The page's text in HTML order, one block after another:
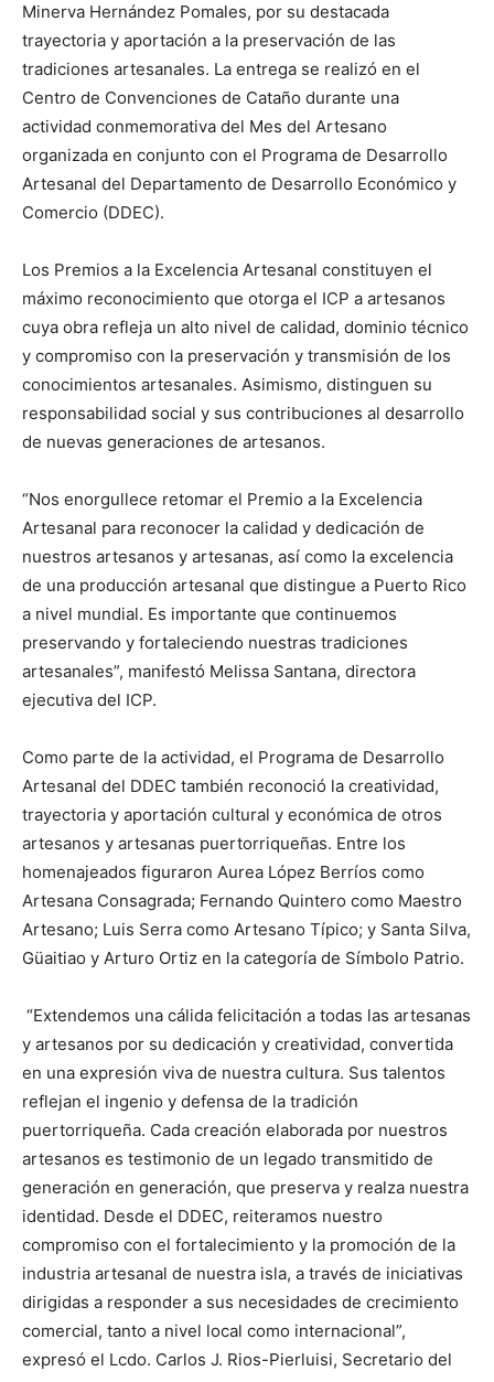
Minerva Hernández Pomales, por su destacada
trayectoria y aportación a la preservación de las
tradiciones artesanales. La entrega se realizó en el
Centro de Convenciones de Cataño durante una
actividad conmemorativa del Mes del Artesano
organizada en conjunto con el Programa de Desarrollo
Artesanal del Departamento de Desarrollo Económico y
Comercio (DDEC).
Los Premios a la Excelencia Artesanal constituyen el
máximo reconocimiento que otorga el ICP a artesanos
cuya obra refleja un alto nivel de calidad, dominio técnico
y compromiso con la preservación y transmisión de los
conocimientos artesanales. Asimismo, distinguen su
responsabilidad social y sus contribuciones al desarrollo
de nuevas generaciones de artesanos.
“Nos enorgullece retomar el Premio a la Excelencia
Artesanal para reconocer la calidad y dedicación de
nuestros artesanos y artesanas, así como la excelencia
de una producción artesanal que distingue a Puerto Rico
a nivel mundial. Es importante que continuemos
preservando y fortaleciendo nuestras tradiciones
artesanales”, manifestó Melissa Santana, directora
ejecutiva del ICP.
Como parte de la actividad, el Programa de Desarrollo
Artesanal del DDEC también reconoció la creatividad,
trayectoria y aportación cultural y económica de otros
artesanos y artesanas puertorriqueñas. Entre los
homenajeados figuraron Aurea López Berríos como
Artesana Consagrada; Fernando Quintero como Maestro
Artesano; Luis Serra como Artesano Típico; y Santa Silva,
Güaitiao y Arturo Ortiz en la categoría de Símbolo Patrio.
“Extendemos una cálida felicitación a todas las artesanas
y artesanos por su dedicación y creatividad, convertida
en una expresión viva de nuestra cultura. Sus talentos
reflejan el ingenio y defensa de la tradición
puertorriqueña. Cada creación elaborada por nuestros
artesanos es testimonio de un legado transmitido de
generación en generación, que preserva y realza nuestra
identidad. Desde el DDEC, reiteramos nuestro
compromiso con el fortalecimiento y la promoción de la
industria artesanal de nuestra isla, a través de iniciativas
dirigidas a responder a sus necesidades de crecimiento
comercial, tanto a nivel local como internacional”,
expresó el Lcdo. Carlos J. Rios-Pierluisi, Secretario del